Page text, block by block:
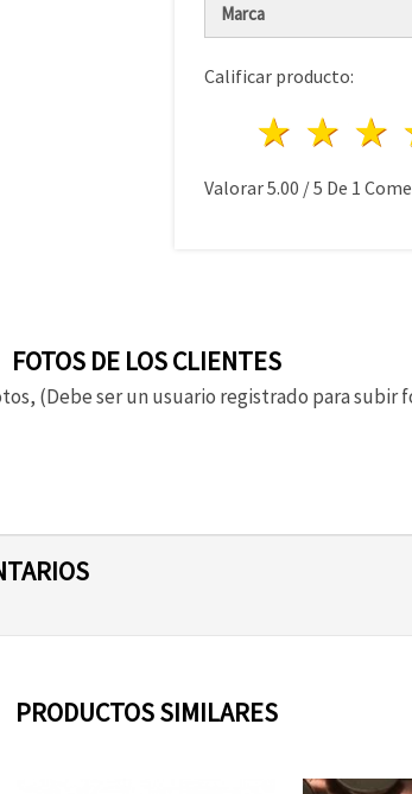
Marca
Calificar producto:
2
1
Valorar5.00 /5 De 1
FOTOS DE LOS CLIENTES
(Debe ser un usuario registrado para subir
PRODUCTOS SIMILARES